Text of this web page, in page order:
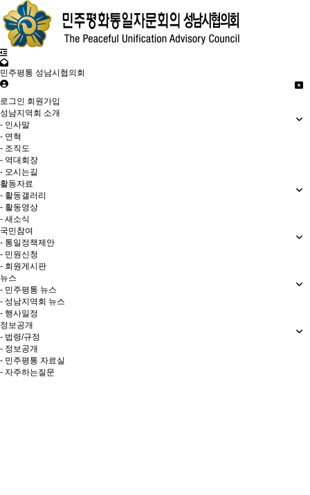
민주평통 성남시협의회
로그인 회원가입
성남지역회 소개
- 인사말
- 연혁
- 조직도
- 역대회장
- 오시는길
활동자료
- 활동갤러리
- 활동영상
- 새소식
국민참여
- 통일정책제안
- 민원신청
- 회원게시판
뉴스
- 민주평통 뉴스
- 성남지역회 뉴스
- 행사일정
정보공개
- 법령/규정
- 정보공개
- 민주평통 자료실
- 자주하는질문